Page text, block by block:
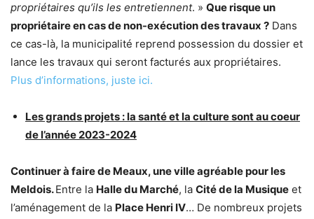
propriétaires qu’ils les entretiennent. » Que risque un
propriétaire en cas de non-exécution des travaux ? Dans
ce cas-là, la municipalité reprend possession du dossier et
lance les travaux qui seront facturés aux propriétaires.
Plus d’informations, juste ici.
Les grands projets : la santé et la culture sont au coeur
de l’année 2023-2024
Continuer à faire de Meaux, une ville agréable pour les
Meldois.Entre la Halle du Marché, la Cité de la Musique et
l’aménagement de la Place Henri IV… De nombreux projets